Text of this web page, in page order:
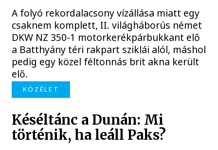
A folyó rekordalacsony vízállása miatt egy
csaknem komplett, II. világháborús német
DKW NZ 350-1 motorkerékpárbukkant elő
a Batthyány téri rakpart sziklái alól, máshol
pedig egy közel féltonnás brit akna került
elő.
KÖZÉLET
Késéltánc a Dunán: Mi
történik, ha leáll Paks?